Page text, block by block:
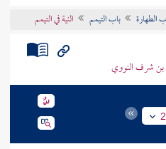
الطهارة باب التيمم النية في التيمم
بن شرف النووي